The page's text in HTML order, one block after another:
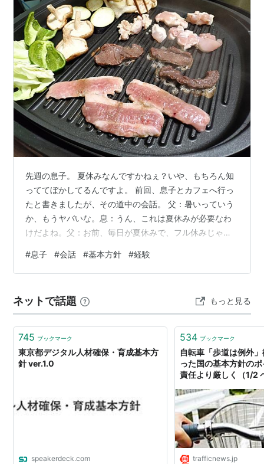
先週の息子。 夏休みなんですかねぇ？いや、もちろん知
っててぼかしてるんですよ。 前回、息子とカフェへ行っ
たと書きましたが、その道中の会話。 父：暑いっていう
か、もうヤバいな。息：うん、これは夏休みが必要なわ
けだよね。父：お前、毎日が夏休みで、フル休みじゃ
炎天下の心温まる親子の会話でした。 そんなフル休み中
の息子が言いました。 息：明日、海に行ってこようか
ことがあって。父：海見ながら考えごと？息：うん。
父：カッコイイな、お前。 なんだ、これも青春か？ま
ぁ、考えるのはやっぱりアレか？息子に女の影は…
#息子 #会話 #基本方針 #経験
ネットで話題 もっと見る
745 ブックマーク
東京都デジタル人材確保・育成基本方
針 ver.1.0
speakerdeck.com
534 ブックマーク
自転車「歩道は例外
った国の基本方針の
責任より厳しく（1/2
trafficnews.jp